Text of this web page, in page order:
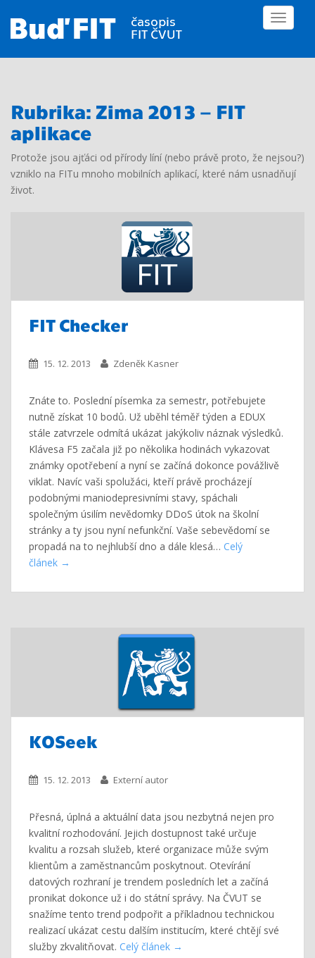
p
Rubrika: Zima 2013 – FIT
aplikace
Protože jsou ajťáci od přírody líní (nebo právě proto, že nejsou?)
vzniklo na FITu mnoho mobilních aplikací, které nám usnadňují
život.
FIT Checker
15. 12. 2013 Zdeněk Kasner
Znáte to. Poslední písemka za semestr, potřebujete
nutně získat 10 bodů. Už uběhl téměř týden a EDUX
stále zatvrzele odmítá ukázat jakýkoliv náznak výsledků.
Klávesa F5 začala již po několika hodinách vykazovat
známky opotřebení a nyní se začíná dokonce povážlivě
viklat. Navíc vaši spolužáci, kteří právě procházejí
podobnými maniodepresivními stavy, spáchali
společným úsilím nevědomky DDoS útok na školní
stránky a ty jsou nyní nefunkční. Vaše sebevědomí se
propadá na to nejhlubší dno a dále klesá… Celý
článek
KOSeek
15. 12. 2013 Externí autor
Přesná, úplná a aktuální data jsou nezbytná nejen pro
kvalitní rozhodování. Jejich dostupnost také určuje
kvalitu a rozsah služeb, které organizace může svým
klientům a zaměstnancům poskytnout. Otevírání
datových rozhraní je trendem posledních let a začíná
pronikat dokonce už i do státní správy. Na ČVUT se
snažíme tento trend podpořit a příkladnou technickou
realizací ukázat cestu dalším institucím, které chtějí své
služby zkvalitňovat. Celý článek